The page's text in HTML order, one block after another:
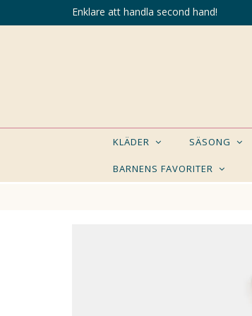
Enklare att handla second hand!
KLÄDER SÄSONG
BARNENS FAVORITER